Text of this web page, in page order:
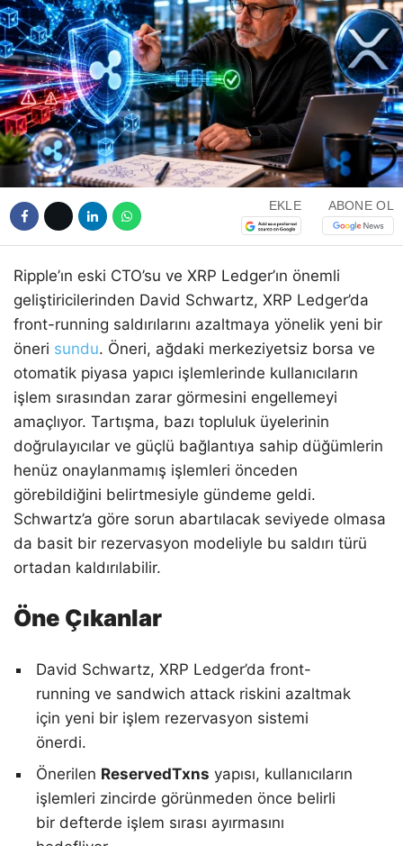
EKLE ABONE OL
Ripple’ın eski CTO’su ve XRP Ledger’ın önemli
geliştiricilerinden David Schwartz, XRP Ledger’da
front-running saldırılarını azaltmaya yönelik yeni bir
öneri sundu. Öneri, ağdaki merkeziyetsiz borsa ve
otomatik piyasa yapıcı işlemlerinde kullanıcıların
işlem sırasından zarar görmesini engellemeyi
amaçlıyor. Tartışma, bazı topluluk üyelerinin
doğrulayıcılar ve güçlü bağlantıya sahip düğümlerin
henüz onaylanmamış işlemleri önceden
görebildiğini belirtmesiyle gündeme geldi.
Schwartz’a göre sorun abartılacak seviyede olmasa
da basit bir rezervasyon modeliyle bu saldırı türü
ortadan kaldırılabilir.
Öne Çıkanlar
David Schwartz, XRP Ledger’da front-
running ve sandwich attack riskini azaltmak
için yeni bir işlem rezervasyon sistemi
önerdi.
Önerilen ReservedTxns yapısı, kullanıcıların
işlemleri zincirde görünmeden önce belirli
bir defterde işlem sırası ayırmasını